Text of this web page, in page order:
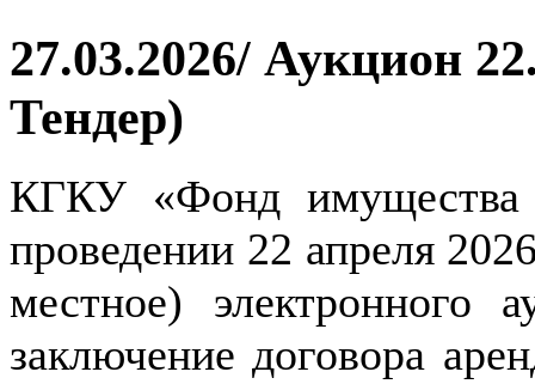
27.03.2026/ Аукцион
Тендер)
КГКУ «Фонд имущества
проведении 22 апреля
местное) электронного
заключение договора